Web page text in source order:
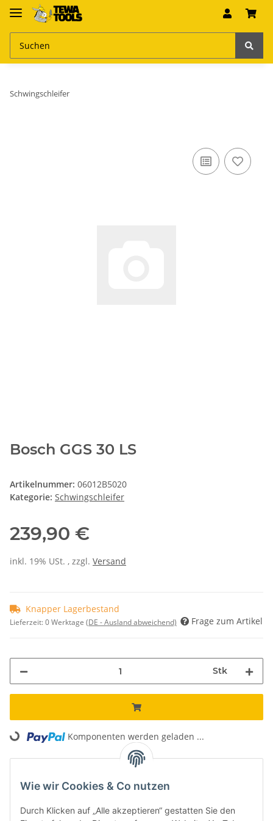
Schwingschleifer
Bosch GGS 30 LS
Artikelnummer: 06012B5020
Kategorie: Schwingschleifer
239,90 €
inkl. 19% USt. , zzgl. Versand
Knapper Lagerbestand
Lieferzeit:0 Werktage (DE - Ausland abweichend) Frage zum Artikel
Stk
Loading... Komponenten werden geladen ...
Kostenloser Versand*
Versand innerhalb von 24h
Wie wir Cookies & Co nutzen
Durch Klicken auf „Alle akzeptieren“ gestatten Sie den